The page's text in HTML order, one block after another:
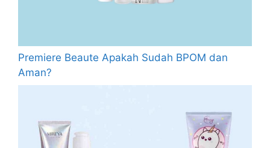
Premiere Beaute Apakah Sudah BPOM dan
Aman?